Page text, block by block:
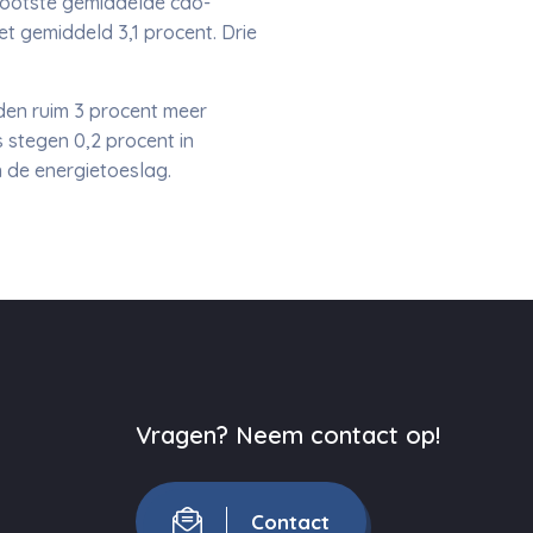
gemiddeld 3,1 procent. Drie
ruim 3 procent meer
0,2 procent in
energietoeslag.
Vragen? Neem contact op!
Contact